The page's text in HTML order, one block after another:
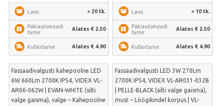
Laos: > 20 tk.
Pakiautomaadi
tarne:
Alates € 2.50
Kullertarne: Alates € 4.90
Laos: > 10 tk.
Pakiautomaadi
tarne:
Alates € 2.50
Kullertarne: Alates € 4.90
Fassaadivalgusti kahepoolne LED
6W 660Lm 2700K IP54, VIDEX VL-
AR06-062W | EVAN-WHITE (silti
valge gaisma), valge – Kahepoolne
Fassaadivalgusti LED 3W 270Lm
2700K IP54, VIDEX VL-AR031-032B
| PELLE-BLACK (silti valge gaisma),
must – Löögikindel korpus | VL-